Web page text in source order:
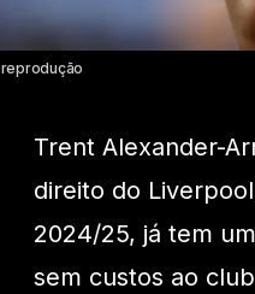
Trent Alexander-
direito do
2024/25, já tem
sem custos ao